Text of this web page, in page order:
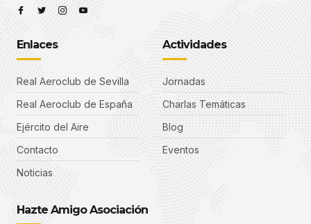
Enlaces
Real Aeroclub de Sevilla
Real Aeroclub de España
Ejército del Aire
Contacto
Noticias
Actividades
Jornadas
Charlas Temáticas
Blog
Eventos
Hazte Amigo Asociación